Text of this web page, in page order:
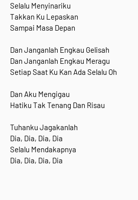
Selalu Menyinariku
Takkan Ku Lepaskan
Sampai Masa Depan
Dan Janganlah Engkau Gelisah
Dan Janganlah Engkau Meragu
Setiap Saat Ku Kan Ada Selalu Oh
Dan Aku Mengigau
Hatiku Tak Tenang Dan Risau
Tuhanku Jagakanlah
Dia, Dia, Dia, Dia
Selalu Mendakapnya
Dia, Dia, Dia, Dia